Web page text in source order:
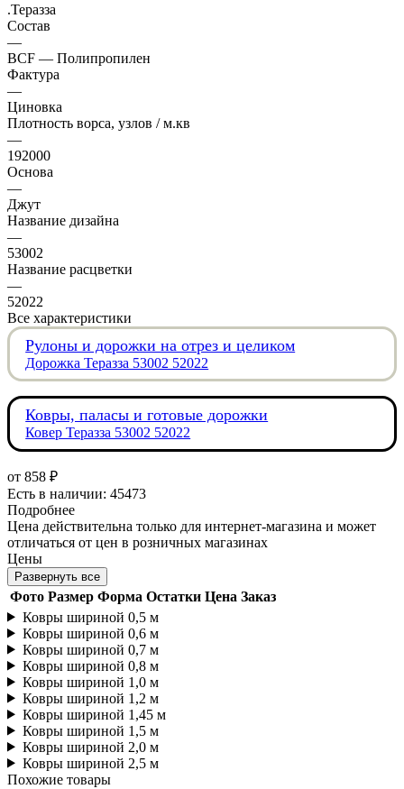
.Теразза
Состав
—
BCF — Полипропилен
Фактура
—
Циновка
Плотность ворса, узлов / м.кв
—
192000
Основа
—
Джут
Название дизайна
—
53002
Название расцветки
—
52022
Все характеристики
Рулоны и дорожки на отрез и целиком
Дорожка Теразза 53002 52022
Ковры, паласы и готовые дорожки
Ковер Теразза 53002 52022
от 858 ₽
Есть в наличии: 45473
Подробнее
Цена действительна только для интернет-магазина и может
отличаться от цен в розничных магазинах
Цены
Развернуть все
Фото Размер Форма Остатки Цена Заказ
Ковры шириной 0,5 м
Ковры шириной 0,6 м
Ковры шириной 0,7 м
Ковры шириной 0,8 м
Ковры шириной 1,0 м
Ковры шириной 1,2 м
Ковры шириной 1,45 м
Ковры шириной 1,5 м
Ковры шириной 2,0 м
Ковры шириной 2,5 м
Похожие товары